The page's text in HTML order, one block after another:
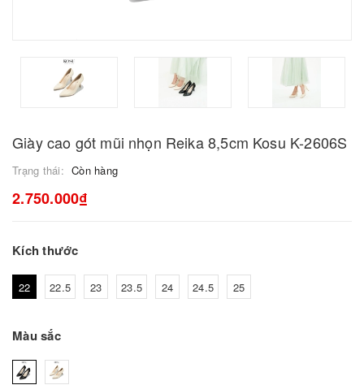
Giày cao gót mũi nhọn Reika 8,5cm Kosu K-2606S
Trạng thái: Còn hàng
2.750.000₫
Kích thước
22 22.5 23 23.5 24 24.5 25
Màu sắc